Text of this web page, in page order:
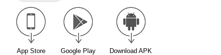
App Store Google Play Download APK